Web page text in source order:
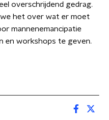
overschrijdend gedrag.
het over wat er moet
mannenemancipatie
en workshops te geven.